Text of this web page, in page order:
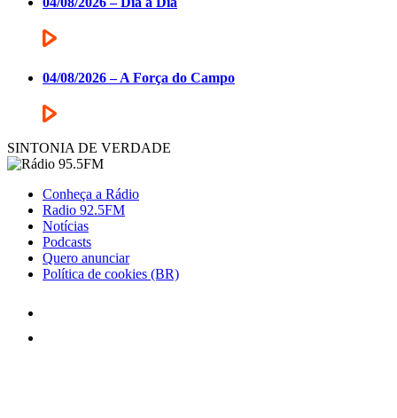
04/08/2026 – A Força do Campo
SINTONIA DE VERDADE
Conheça a Rádio
Radio 92.5FM
Notícias
Podcasts
Quero anunciar
Política de cookies (BR)